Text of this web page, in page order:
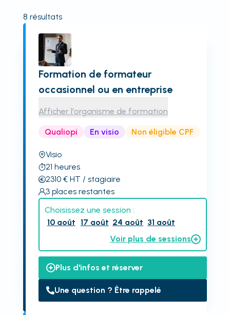
8 résultats
Formation de formateur
occasionnel ou en entreprise
Afficher l'organisme de formation
Qualiopi En visio Non éligible CPF
Visio
21 heures
2310€ HT / stagiaire
3 places restantes
Choisissez une session :
10 août 17 août 24 août 31 août
Voir plus de sessions
Plus d'infos et réserver
Une question ? Être rappelé